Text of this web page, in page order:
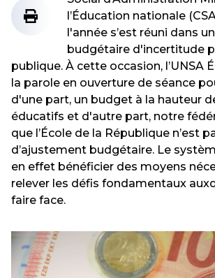
l’Éducation nationale
l'année s’est réuni dans
budgétaire d'incertitude
publique. À cette occasion, l’UNSA
la parole en ouverture de séance
d'une part, un budget à la hauteur
éducatifs et d'autre part, notre
que l’École de la République n’est
d’ajustement budgétaire. Le
en effet bénéficier des moyens
relever les défis fondamentaux
faire face.